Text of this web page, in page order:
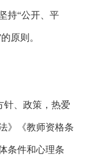
持“公开、平
原则。
针、政策，热爱
》《教师资格条
条件和心理条